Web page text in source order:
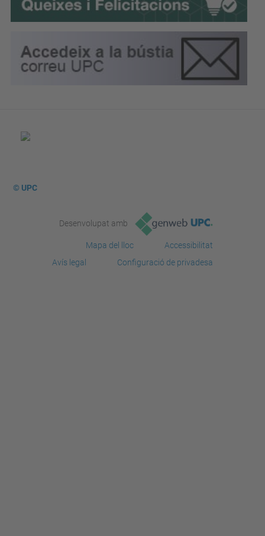
© UPC
Desenvolupat amb
Mapa del lloc
Accessibilitat
Avís legal
Configuració de privadesa